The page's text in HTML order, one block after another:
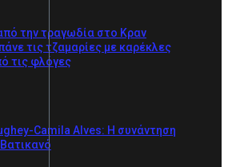
την τραγωδία στο Κραν
τις τζαμαρίες με καρέκλες
τις φλόγες
Camila Alves: Η συνάντηση